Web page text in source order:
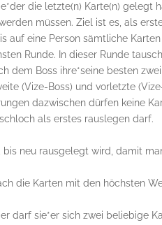
die letzte(n) Karte(n) gelegt
müssen. Ziel ist es, als
auf eine Person sämtliche Karten
Runde. In dieser Runde
dem Boss ihre*seine besten zwei
(Vize-Boss) und vorletzte
dazwischen dürfen keine
als erstes rauslegen darf.
neu rausgelegt wird, damit
die Karten mit den höchsten
darf sie*er sich zwei beliebige